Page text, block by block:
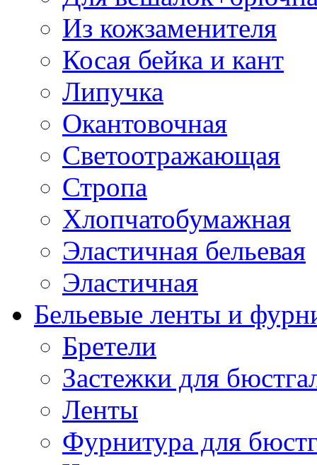
Из кожзаменителя
Косая бейка и кант
Липучка
Окантовочная
Светоотражающая
Стропа
Хлопчатобумажная
Эластичная бельевая
Эластичная
Бельевые ленты и
Бретели
Застежки для
Ленты
Фурнитура для